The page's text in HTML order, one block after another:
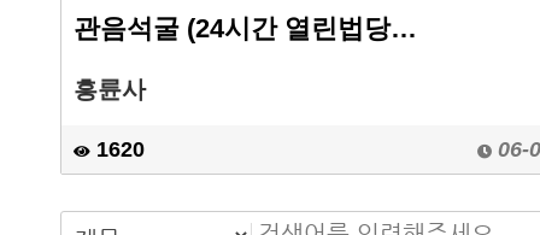
관음석굴 (24시간 열린법당…
흥륜사
1620 06-